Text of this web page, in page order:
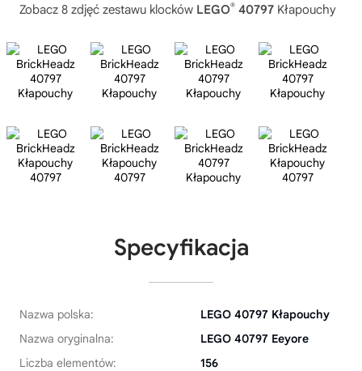
Zobacz 8 zdjęć zestawu klocków LEGO® 40797 Kłapouchy
Specyfikacja
Nazwa polska:
LEGO 40797 Kłapouchy
Nazwa oryginalna:
LEGO 40797 Eeyore
Liczba elementów:
156